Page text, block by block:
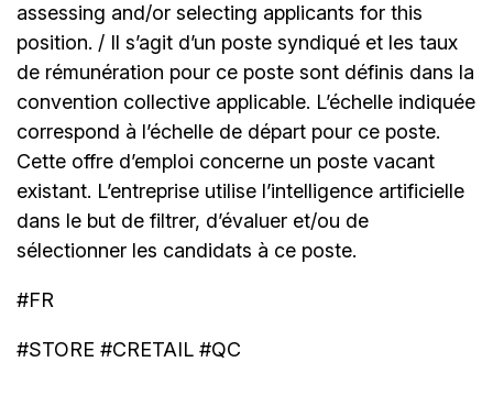
assessing and/or selecting applicants for this
position. / Il s’agit d’un poste syndiqué et les taux
de rémunération pour ce poste sont définis dans la
convention collective applicable. L’échelle indiquée
correspond à l’échelle de départ pour ce poste.
Cette offre d’emploi concerne un poste vacant
existant. L’entreprise utilise l’intelligence artificielle
dans le but de filtrer, d’évaluer et/ou de
sélectionner les candidats à ce poste.
#FR
#STORE #CRETAIL #QC